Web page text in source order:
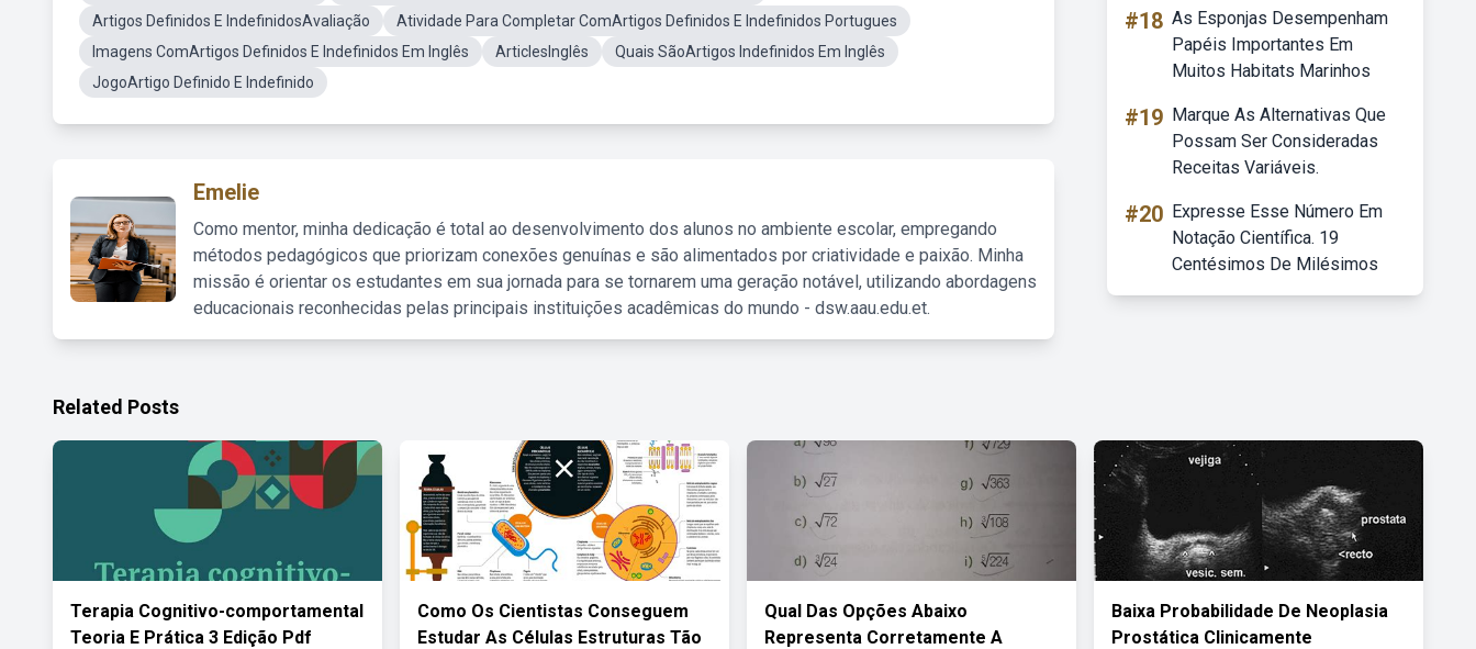
Artigos Definidos E IndefinidosAvaliação
Atividade Para Completar ComArtigos Definidos E Indefinidos Portugues
Imagens ComArtigos Definidos E Indefinidos Em Inglês
ArticlesInglês
Quais SãoArtigos Indefinidos Em Inglês
JogoArtigo Definido E Indefinido
Emelie
Como mentor, minha dedicação é total ao desenvolvimento dos alunos no ambiente escolar, empregando
métodos pedagógicos que priorizam conexões genuínas e são alimentados por criatividade e paixão. Minha
missão é orientar os estudantes em sua jornada para se tornarem uma geração notável, utilizando abordagens
educacionais reconhecidas pelas principais instituições acadêmicas do mundo - dsw.aau.edu.et.
#18 As Esponjas Desempenham
Papéis Importantes Em
Muitos Habitats Marinhos
#19 Marque As Alternativas Que
Possam Ser Consideradas
Receitas Variáveis.
#20 Expresse Esse Número Em
Notação Científica. 19
Centésimos De Milésimos
Related Posts
Terapia Cognitivo-comportamental
Teoria E Prática 3 Edição Pdf
Como Os Cientistas Conseguem
Estudar As Células Estruturas Tão
Qual Das Opções Abaixo
Representa Corretamente A
Baixa Probabilidade De Neoplasia
Prostática Clinicamente